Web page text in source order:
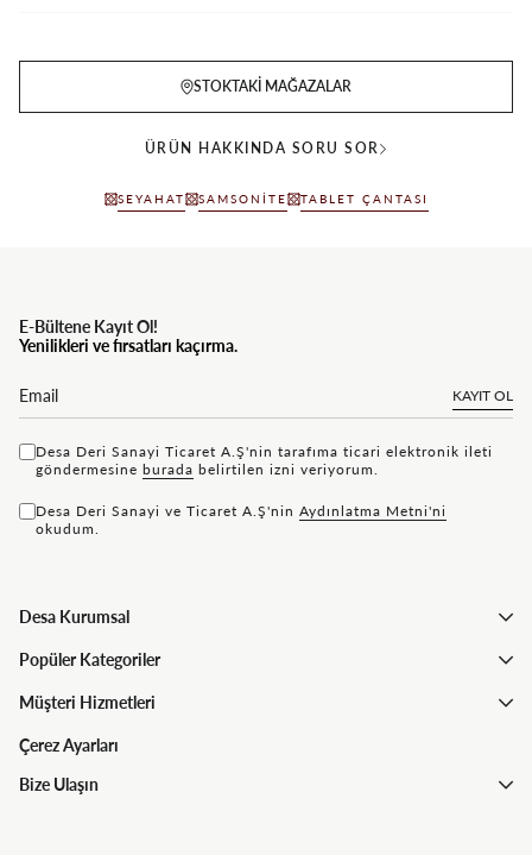
STOKTAKI MAĞAZALAR
ÜRÜN HAKKINDA SORU SOR
SEYAHAT SAMSONITE TABLET ÇANTASI
E-Bültene Kayıt Ol!
Yenilikleri ve fırsatları kaçırma.
KAYIT OL
Desa Deri Sanayi Ticaret A.Ş'nin tarafıma ticari elektronik ileti
göndermesine bu rada belirtilen izni veriyorum.
Desa Deri Sanayi ve Ticaret A.Ş'nin Aydınlatma Metni'ni
okudum.
Desa Kurumsal
Popüler Kategoriler
Müşteri Hizmetleri
Çerez Ayarları
Bize Ulaşın